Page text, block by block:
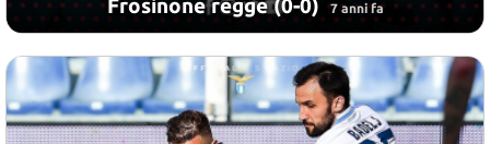
Frosinone regge (0-0)
7 anni fa